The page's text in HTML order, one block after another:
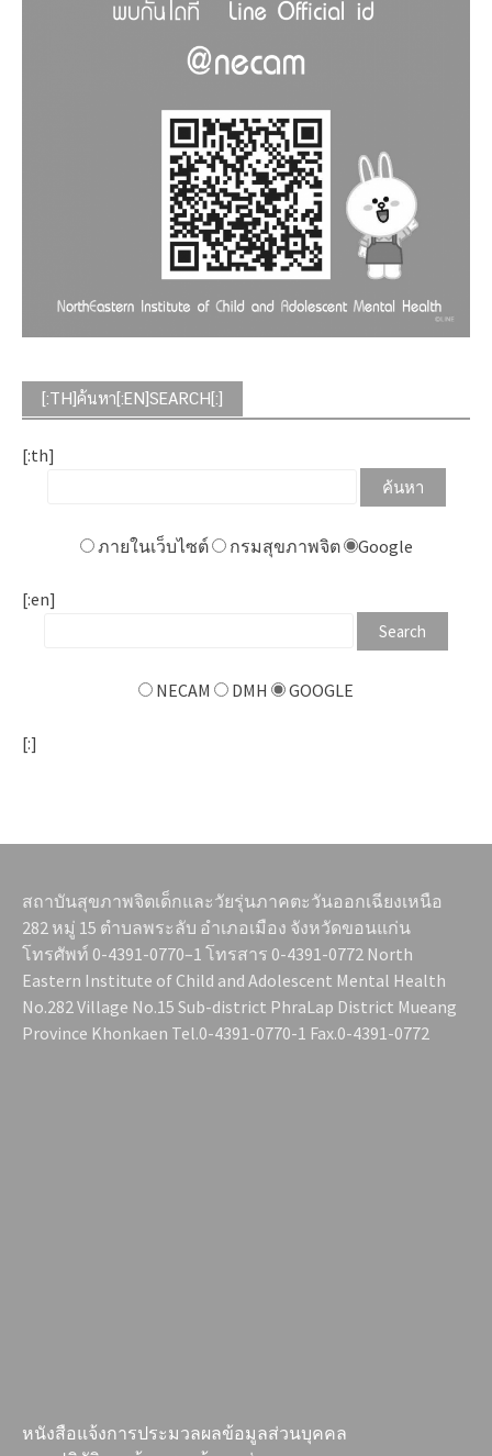
[:TH]ค้นหา[:EN]SEARCH[:]
[:th]
ภายในเว็บไซต์ กรมสุขภาพจิต Google
[:en]
NECAM DMH GOOGLE
[:]
สถาบันสุขภาพจิตเด็กและวัยรุ่นภาคตะวันออกเฉียงเหนือ
282 หมู่ 15 ตำบลพระลับ อำเภอเมือง จังหวัดขอนแก่น
โทรศัพท์ 0-4391-0770–1 โทรสาร 0-4391-0772 North
Eastern Institute of Child and Adolescent Mental Health
No.282 Village No.15 Sub-district PhraLap District Mueang
Province Khonkaen Tel.0-4391-0770-1 Fax.0-4391-0772
หนังสือแจ้งการประมวลผลข้อมูลส่วนบุคคล